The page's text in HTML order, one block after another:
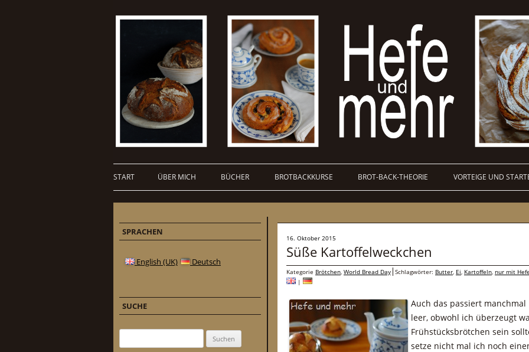
START ÜBER MICH BÜCHER BROTBACKKURSE BROT-BACK-THEORIE VORTEIGE UND
16. Oktober 2015
Süße Kartoffelweckchen
Kategorie Brötchen, World Bread Day Schlagwörter: Butter, Ei, Kartoffeln, nur mit
|
Auch das passiert
leer, obwohl ich überzeugt
Frühstücksbrötchen sein
setze nicht mal ich noch
SPRACHEN
English (UK) Deutsch
SUCHE